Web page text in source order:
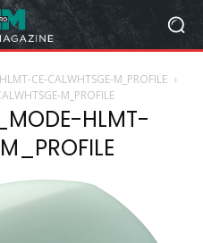
CE-CALWHTSGE-M_PROFILE
M_PROFILE
HLMT-